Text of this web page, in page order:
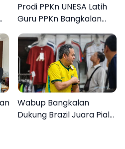
Prodi PPKn UNESA Latih
Guru PPKn Bangkalan
dengan Pembelajaran
Inovasi Teknologi
Wabup Bangkalan
Dukung Brazil Juara Piala